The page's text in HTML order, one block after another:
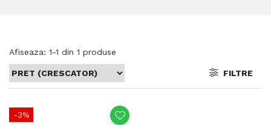
Afiseaza: 1-1 din 1 produse
FILTRE
-3%